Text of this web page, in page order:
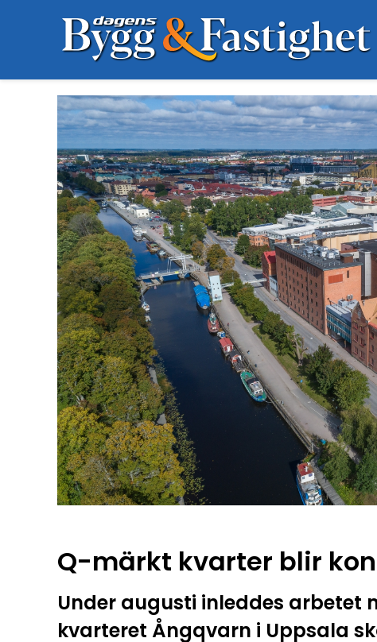
Q-märkt kvarter blir
Under augusti inleddes
kvarteret Ångqvarn i Uppsala